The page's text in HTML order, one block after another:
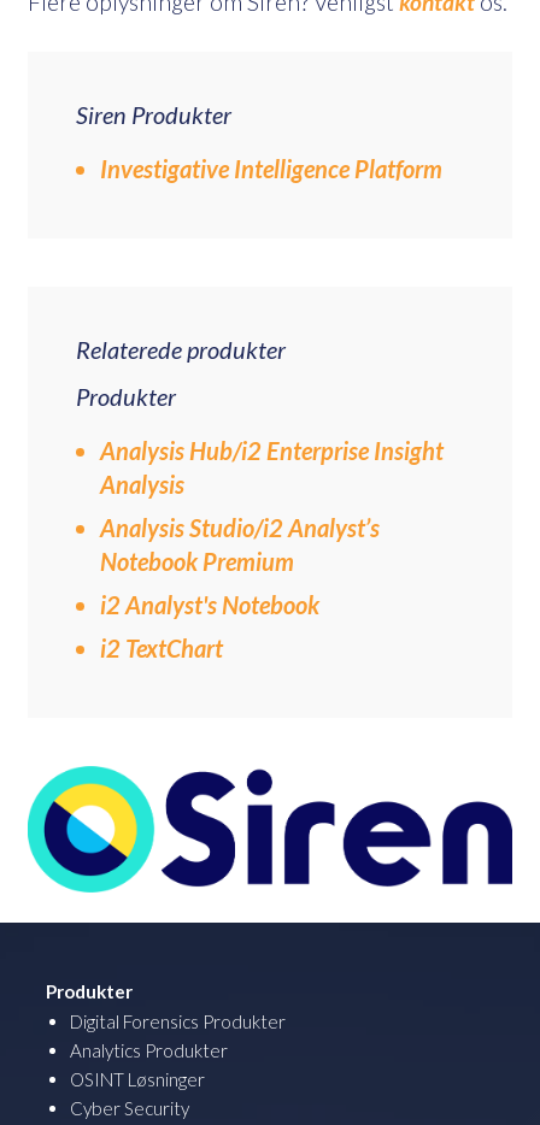
Siren Produkter
Investigative Intelligence Platform
Relaterede produkter
Produkter
Analysis Hub/i2 Enterprise Insight
Analysis
Analysis Studio/i2 Analyst’s
Notebook Premium
i2 Analyst's Notebook
i2 TextChart
Produkter
Digital Forensics Produkter
Analytics Produkter
OSINT Løsninger
Cyber Security